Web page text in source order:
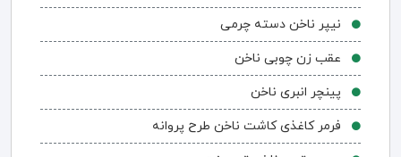
نیپر ناخن دسته چرمی
عقب زن چوبی ناخن
پینچر انبری ناخن
فرمر کاغذی کاشت ناخن طرح پروانه